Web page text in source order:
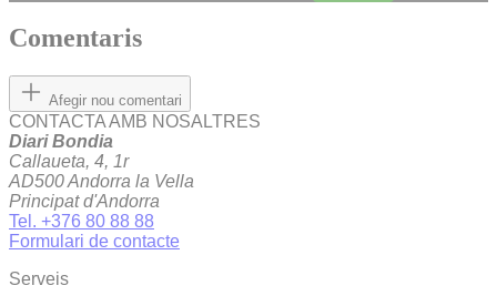
Comentaris
Afegir nou comentari
CONTACTA AMB NOSALTRES
Diari Bondia
Callaueta, 4, 1r
AD500 Andorra la Vella
Principat d'Andorra
Tel. +376 80 88 88
Formulari de contacte
Serveis